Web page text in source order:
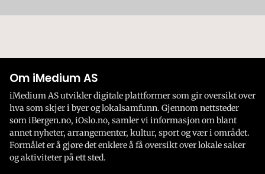
Om iMedium AS
iMedium AS utvikler digitale plattformer som gir oversikt over
hva som skjer i byer og lokalsamfunn. Gjennom nettsteder
som iBergen.no, iOslo.no, samler vi informasjon om blant
annet nyheter, arrangementer, kultur, sport og vær i området.
Formålet er å gjøre det enklere å få oversikt over lokale saker
og aktiviteter på ett sted.